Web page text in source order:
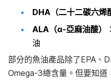
DHA（二十二碳六烯
ALA（α-亞麻油酸）
油
部分的魚油產品除了EPA、
Omega-3總含量。但要知道